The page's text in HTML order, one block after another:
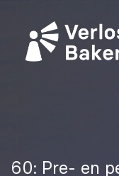
60: Pre- en